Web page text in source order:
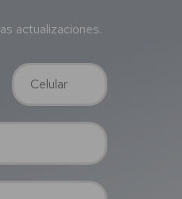
actualizaciones.